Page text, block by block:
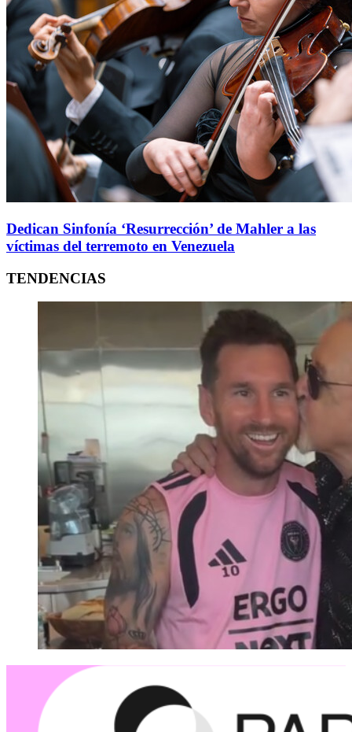
Dedican Sinfonía ‘Resurrección’ de Mahler a las
víctimas del terremoto en Venezuela
TENDENCIAS